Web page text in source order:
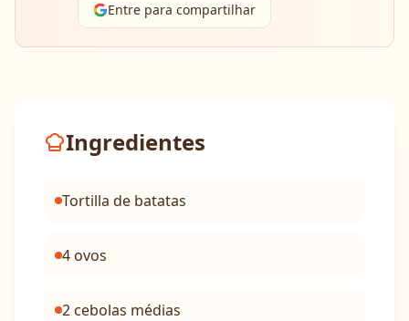
Entre para compartilhar
Ingredientes
Tortilla de batatas
4 ovos
2 cebolas médias